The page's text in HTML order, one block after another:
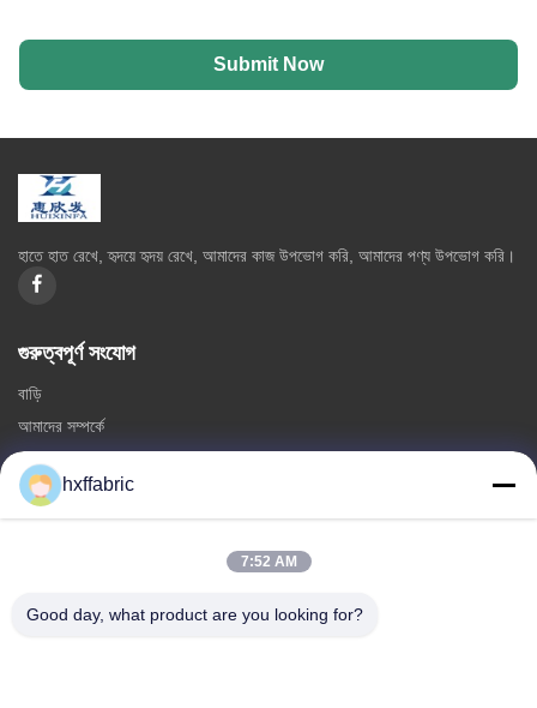
Submit Now
হাতে হাত রেখে, হৃদয়ে হৃদয় রেখে, আমাদের কাজ উপভোগ করি, আমাদের পণ্য উপভোগ করি।
গুরুত্বপূর্ণ সংযোগ
বাড়ি
আমাদের সম্পর্কে
পণ্য
আমাদের সাথে যোগাযোগ করুন
এসবিআর নিওপ্রেইন ফ্যাব্রিক
hxffabric
7:52 AM
Good day, what product are you looking for?